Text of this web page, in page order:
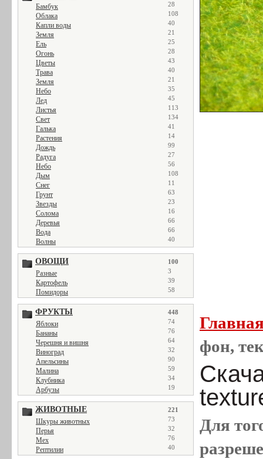
Бамбук 28
Облака 108
Капли воды 40
Земля 21
Ель 25
Огонь 28
Цветы 43
Трава 40
Земля 21
Небо 35
Лед 45
Листья 113
Свет 134
Галька 41
Растения 14
Дождь 99
Радуга 27
Небо 56
Дым 108
Снег 11
Грунт 63
Звезды 23
Солома 16
Деревья 66
Вода 66
Волны 40
ОВОЩИ 100
Разные 3
Картофель 39
Помидоры 58
ФРУКТЫ 448
Яблоки 74
Бананы 76
Черешня и вишня 64
Виноград 32
Апельсины 90
Малина 59
Клубника 34
Арбузы 19
ЖИВОТНЫЕ 221
Шкуры животных 73
Перья 32
Мех 76
Рептилии 40
фон,
Для